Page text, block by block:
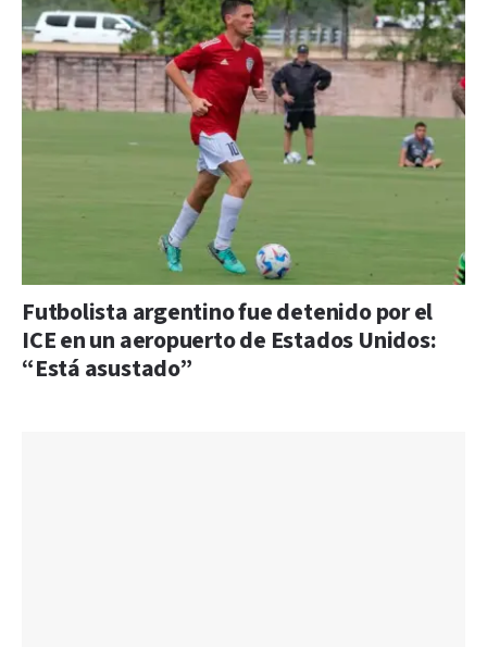
Futbolista argentino fue detenido por el
ICE en un aeropuerto de Estados Unidos:
“Está asustado”